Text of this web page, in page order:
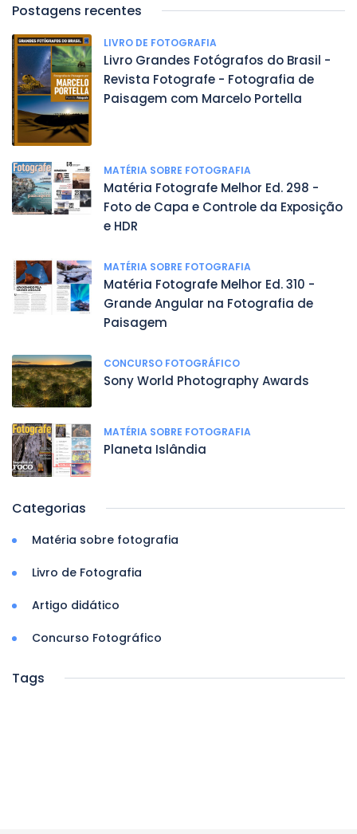
Postagens recentes
LIVRO DE FOTOGRAFIA
Livro Grandes Fotógrafos do Brasil -
Revista Fotografe - Fotografia de
Paisagem com Marcelo Portella
MATÉRIA SOBRE FOTOGRAFIA
Matéria Fotografe Melhor Ed. 298 -
Foto de Capa e Controle da Exposição
e HDR
MATÉRIA SOBRE FOTOGRAFIA
Matéria Fotografe Melhor Ed. 310 -
Grande Angular na Fotografia de
Paisagem
CONCURSO FOTOGRÁFICO
Sony World Photography Awards
MATÉRIA SOBRE FOTOGRAFIA
Planeta Islândia
Categorias
Matéria sobre fotografia
Livro de Fotografia
Artigo didático
Concurso Fotográfico
Tags